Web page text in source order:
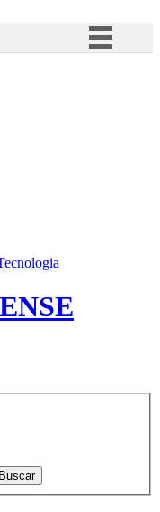
à informação
Buscar